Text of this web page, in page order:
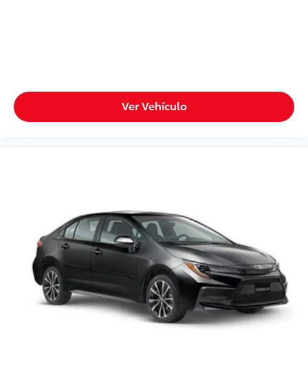
Ver Vehículo